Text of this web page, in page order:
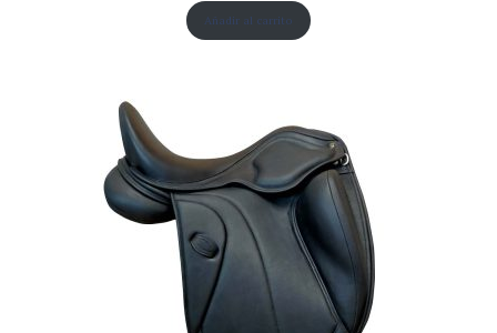
Añadir al carrito